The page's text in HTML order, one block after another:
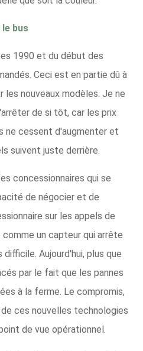
bus
1990 et du début des
Ceci est en partie dû à
les nouveaux modèles. Je ne
de si tôt, car les prix
ne cessent d'augmenter et
suivent juste derrière.
concessionnaires qui se
de négocier et de
sur les appels de
un capteur qui arrête
Aujourd'hui, plus que
par le fait que les pannes
à la ferme. Le compromis,
ces nouvelles technologies
de vue opérationnel.